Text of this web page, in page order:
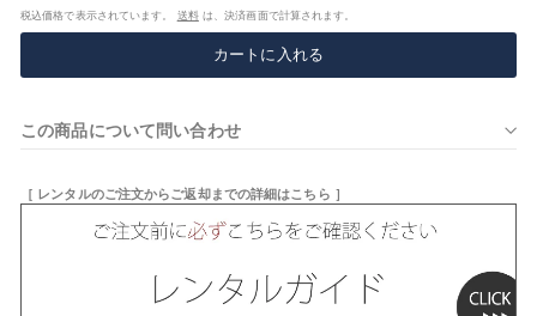
税込価格で表示されています。 送料は、決済画面で計算されます。
カートに入れる
この商品について問い合わせ
［ レンタルのご注文からご返却までの詳細はこちら ］